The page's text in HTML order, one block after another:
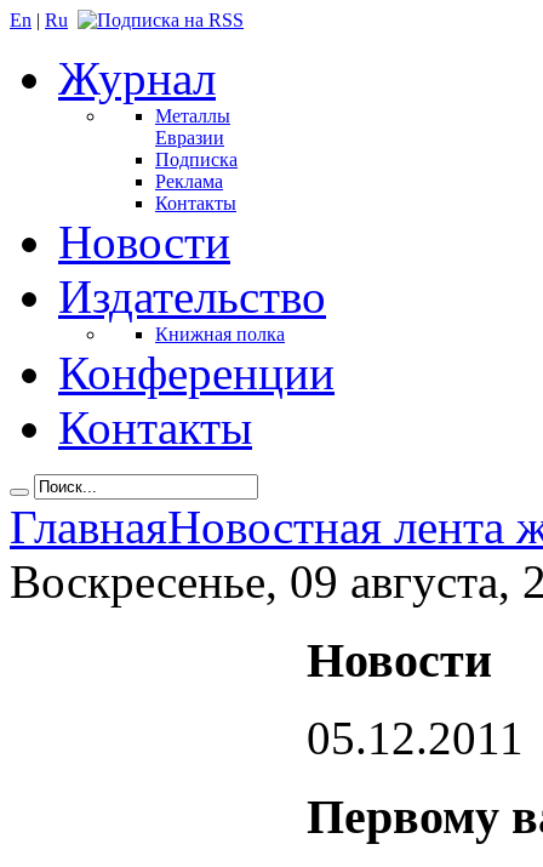
En | Ru
Журнал
Металлы
Евразии
Подписка
Реклама
Контакты
Новости
Издательство
Книжная полка
Конференции
Контакты
ГлавнаяНовостная лента
Воскресенье, 09 августа,
Новости
05.12.2011
Первому